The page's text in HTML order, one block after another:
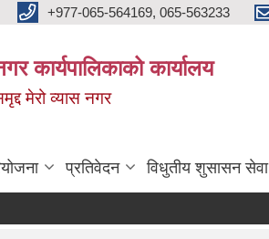
+977-065-564169, 065-563233
कार्यपालिकाको कार्यालय
मेरो व्यास नगर
प्रतिवेदन विधुतीय शुसासन सेवा